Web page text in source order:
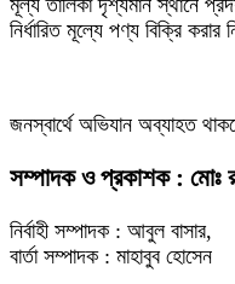
মূল্য তালিকা দৃশ্যমান স্থানে
নির্ধারিত মূল্যে পণ্য বিক্রি করার
জনস্বার্থে অভিযান অব্যাহত
সম্পাদক ও প্রকাশক : মোঃ
নির্বাহী সম্পাদক : আবুল
বার্তা সম্পাদক : মাহাবুব হোসেন